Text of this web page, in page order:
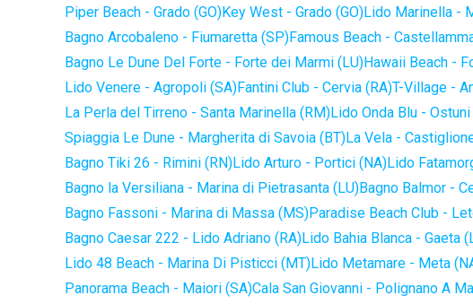
Piper Beach - Grado (GO)Key West - Grado (GO)Lido Marinella -
Bagno Arcobaleno - Fiumaretta (SP)Famous Beach -
Bagno Le Dune Del Forte - Forte dei Marmi (LU)Hawaii Beach -
Lido Venere - Agropoli (SA)Fantini Club - Cervia (RA)T-Village -
La Perla del Tirreno - Santa Marinella (RM)Lido Onda Blu - Ostuni
Spiaggia Le Dune - Margherita di Savoia (BT)La Vela -
Bagno Tiki 26 - Rimini (RN)Lido Arturo - Portici (NA)Lido
Bagno la Versiliana - Marina di Pietrasanta (LU)Bagno Balmor -
Bagno Fassoni - Marina di Massa (MS)Paradise Beach Club -
Bagno Caesar 222 - Lido Adriano (RA)Lido Bahia Blanca - Gaeta
Lido 48 Beach - Marina Di Pisticci (MT)Lido Metamare - Meta
Panorama Beach - Maiori (SA)Cala San Giovanni - Polignano A